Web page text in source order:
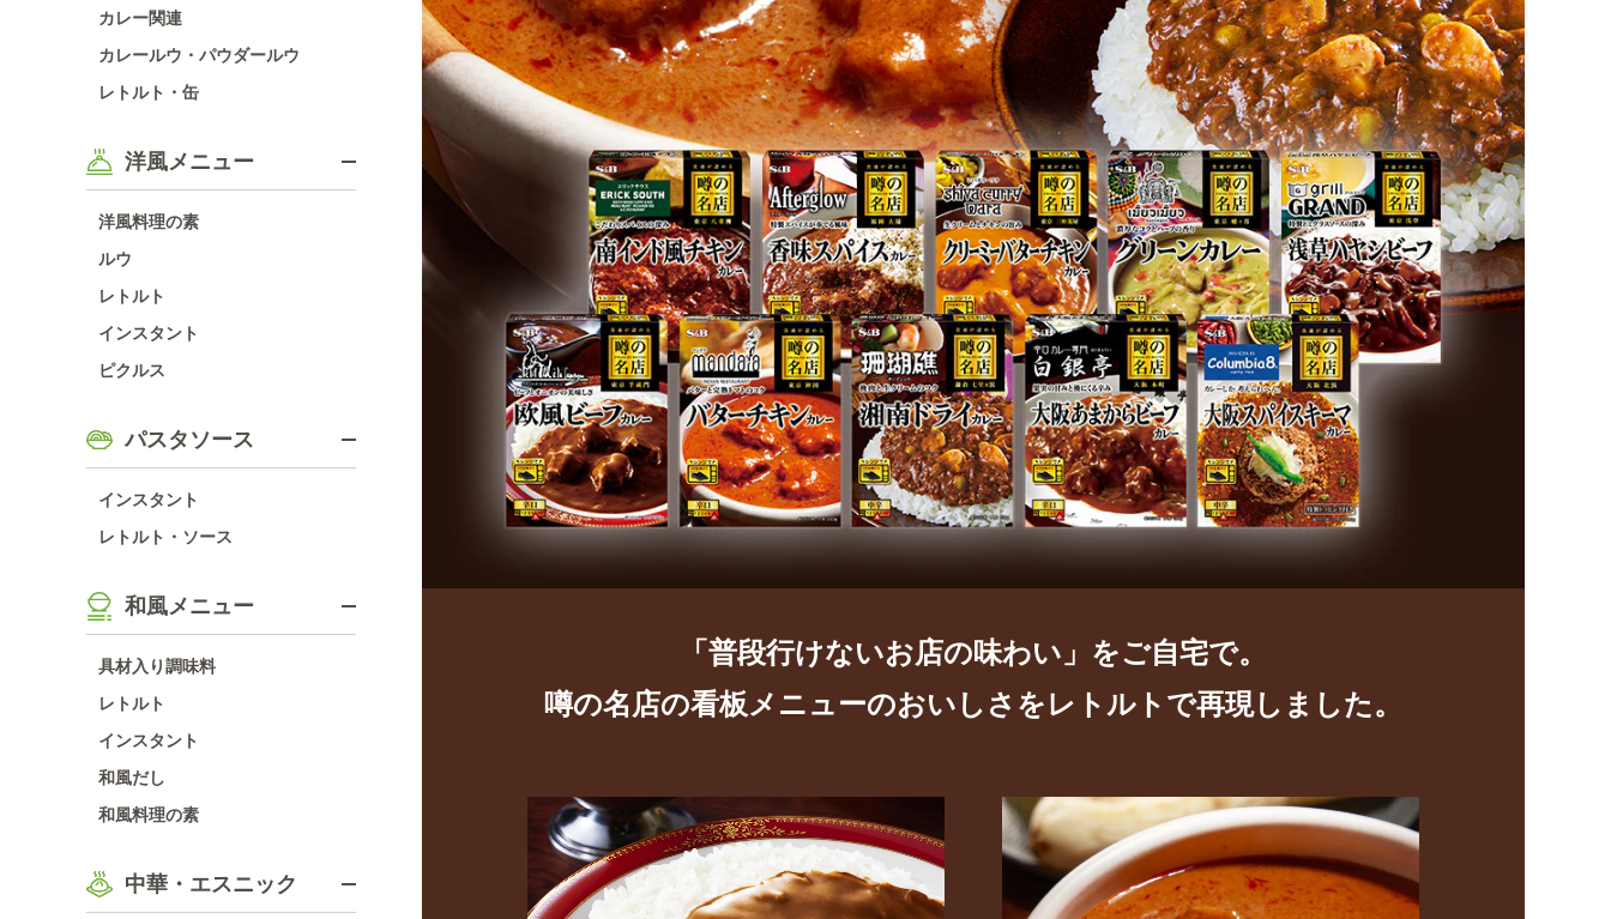
カレー関連
カレールウ・パウダールウ
レトルト・缶
洋風メニュー
洋風料理の素
ルウ
レトルト
インスタント
ピクルス
パスタソース
インスタント
レトルト・ソース
和風メニュー
具材入り調味料
レトルト
インスタント
和風だし
和風料理の素
中華・エスニック
「普段行けないお店の味わい」をご自宅で。
噂の名店の看板メニューのおいしさをレトルトで再現しました。